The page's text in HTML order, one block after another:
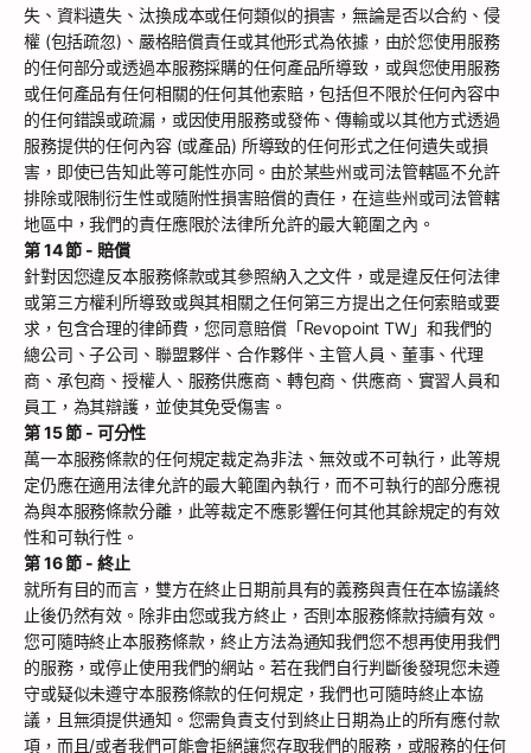
失、資料遺失、汰換成本或任何類似的損害，無論是否以合約、侵
權 (包括疏忽)、嚴格賠償責任或其他形式為依據，由於您使用服務
的任何部分或透過本服務採購的任何產品所導致，或與您使用服務
或任何產品有任何相關的任何其他索賠，包括但不限於任何內容中
的任何錯誤或疏漏，或因使用服務或發佈、傳輸或以其他方式透過
服務提供的任何內容 (或產品) 所導致的任何形式之任何遺失或損
害，即使已告知此等可能性亦同。由於某些州或司法管轄區不允許
排除或限制衍生性或隨附性損害賠償的責任，在這些州或司法管轄
地區中，我們的責任應限於法律所允許的最大範圍之內。
第 14 節 - 賠償
針對因您違反本服務條款或其參照納入之文件，或是違反任何法律
或第三方權利所導致或與其相關之任何第三方提出之任何索賠或要
求，包含合理的律師費，您同意賠償「Revopoint TW」和我們的
總公司、子公司、聯盟夥伴、合作夥伴、主管人員、董事、代理
商、承包商、授權人、服務供應商、轉包商、供應商、實習人員和
員工，為其辯護，並使其免受傷害。
第 15 節 - 可分性
萬一本服務條款的任何規定裁定為非法、無效或不可執行，此等規
定仍應在適用法律允許的最大範圍內執行，而不可執行的部分應視
為與本服務條款分離，此等裁定不應影響任何其他其餘規定的有效
性和可執行性。
第 16 節 - 終止
就所有目的而言，雙方在終止日期前具有的義務與責任在本協議終
止後仍然有效。除非由您或我方終止，否則本服務條款持續有效。
您可隨時終止本服務條款，終止方法為通知我們您不想再使用我們
的服務，或停止使用我們的網站。若在我們自行判斷後發現您未遵
守或疑似未遵守本服務條款的任何規定，我們也可隨時終止本協
議，且無須提供通知。您需負責支付到終止日期為止的所有應付款
項，而且/或者我們可能會拒絕讓您存取我們的服務，或服務的任何